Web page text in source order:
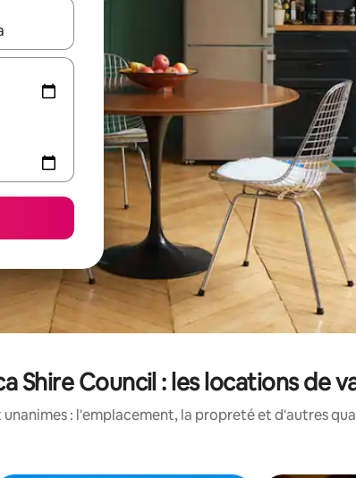
les en utilisant les flèches vers le haut et vers le bas, ou
Shire Council : les locations de
unanimes : l'emplacement, la propreté et d'autres